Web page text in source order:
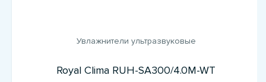
Увлажнители ультразвуковые
Royal Clima RUH-SA300/4.0M-WT